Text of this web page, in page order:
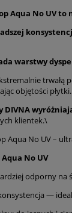
Aqua No UV
warstwy
trwałą
objętości
DIVNA
klientek.\
Aqua No UV –
No UV
odporny na
—